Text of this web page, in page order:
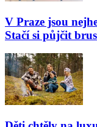
V Praze jsou
Stačí si půjčit